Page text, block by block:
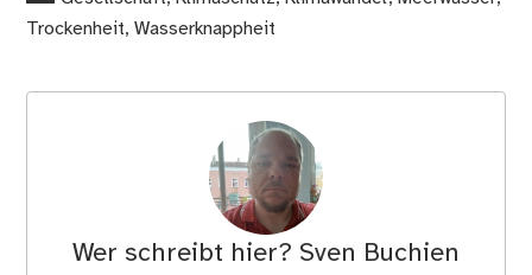
Trockenheit,Wasserknappheit
Wer schreibt hier? Sven Buchien